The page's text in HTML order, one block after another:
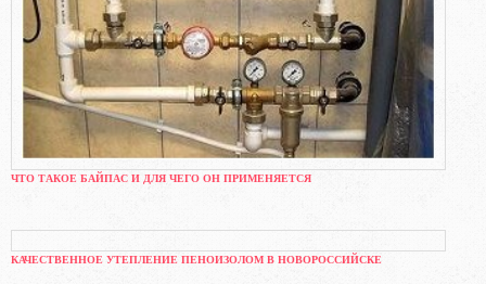
ЧТО ТАКОЕ БАЙПАС И ДЛЯ ЧЕГО ОН ПРИМЕНЯЕТСЯ
КАЧЕСТВЕННОЕ УТЕПЛЕНИЕ ПЕНОИЗОЛОМ В НОВОРОССИЙСКЕ